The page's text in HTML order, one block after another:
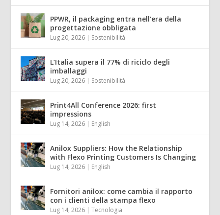
PPWR, il packaging entra nell’era della
progettazione obbligata
Lug 20, 2026 | Sostenibilità
L’Italia supera il 77% di riciclo degli
imballaggi
Lug 20, 2026 | Sostenibilità
Print4All Conference 2026: first
impressions
Lug 14, 2026 | English
Anilox Suppliers: How the Relationship
with Flexo Printing Customers Is Changing
Lug 14, 2026 | English
Fornitori anilox: come cambia il rapporto
con i clienti della stampa flexo
Lug 14, 2026 |Tecnologia